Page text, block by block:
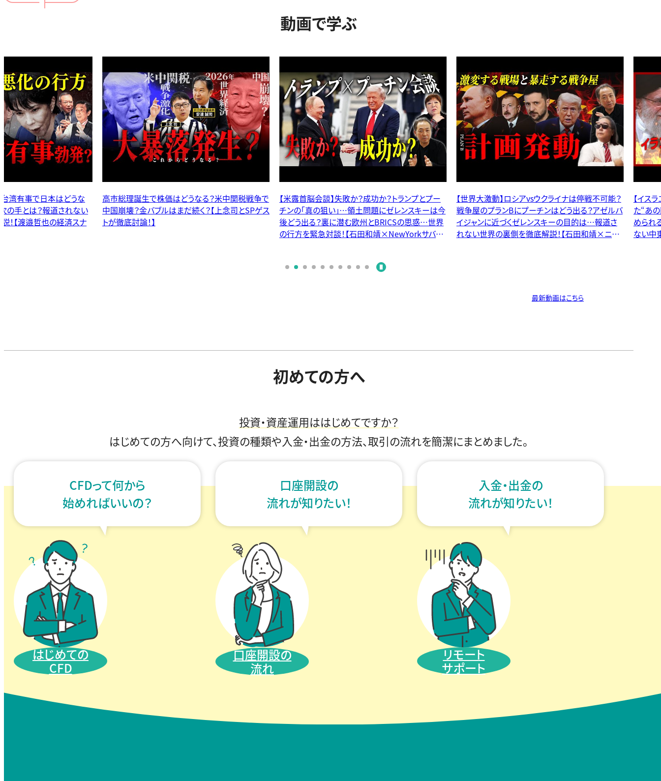
動画で学ぶ
うなる？米中関税戦争で
続く？【上念司とSPゲス
【米露首脳会談】失敗か？成功か？トランプとプー
チンの「真の狙い」…領土問題にゼレンスキーは今
後どう出る？裏に潜む欧州とBRICSの思惑…世界
【世界大激動】ロシアvsウクライナは停戦不可能？
戦争屋のプランBにプーチンはどう出る？アゼルバ
イジャンに近づくゼレンスキーの目的は…報道さ
れない世界の裏側を徹底解説！【石田和靖×ニキ
【イスラエル対イラン】停戦合意の裏で暗躍し
た“あの国”？ネタニヤフの真の狙いをトランプは止
められる？混乱する世界と止まらぬ戦争。報道され
ない中東情勢の裏側を徹底解説！【石田和靖×ニ
タニ
ンスキ
の裏側
最新動画はこちら
初めての方へ
投資・資産運用ははじめてですか？
はじめての方へ向けて、投資の種類や入金・出金の方法、取引の流れを簡潔にまとめました。
CFDって何から
始めればいいの？
はじめての
CFD
口座開設の
流れが知りたい！
口座開設の
流れ
入金・出金の
流れが知りたい！
リモート
サポート